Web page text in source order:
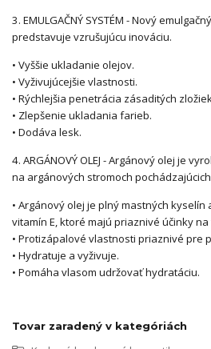
3. EMULGAČNÝ SYSTÉM - Nový
predstavuje vzrušujúcu inováciu.
• Vyššie ukladanie olejov.
• Vyživujúcejšie vlastnosti.
• Rýchlejšia penetrácia zásaditých
• Zlepšenie ukladania farieb.
• Dodáva lesk.
4. ARGÁNOVÝ OLEJ - Argánový olej je
na argánových stromoch
• Argánový olej je plný mastných
vitamín E, ktoré majú priaznivé účinky
• Protizápalové vlastnosti priaznivé pre
• Hydratuje a vyživuje.
• Pomáha vlasom udržovať hydratáciu.
Tovar zaradený v kategóriách